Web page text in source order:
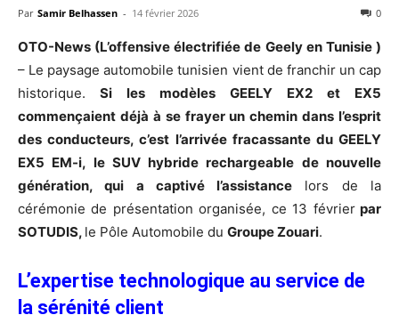
Par Samir Belhassen - 14 février 2026 0
OTO-News (L’offensive électrifiée de Geely en Tunisie )
– Le paysage automobile tunisien vient de franchir un cap
historique. Si les modèles GEELY EX2 et EX5
commençaient déjà à se frayer un chemin dans l’esprit
des conducteurs, c’est l’arrivée fracassante du GEELY
EX5 EM-i, le SUV hybride rechargeable de nouvelle
génération, qui a captivé l’assistance lors de la
cérémonie de présentation organisée, ce 13 févrierpar
SOTUDIS, le Pôle Automobile du Groupe Zouari.
L’expertise technologique au service de
la sérénité client